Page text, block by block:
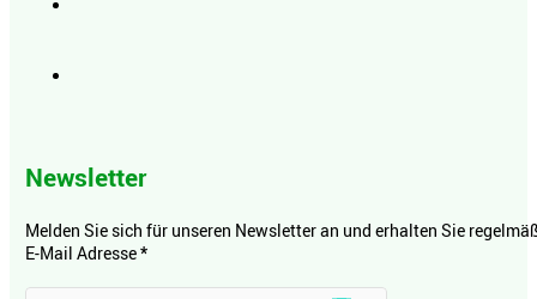
Newsletter
Melden Sie sich für unseren Newsletter an und erhalten Sie
E-Mail Adresse*